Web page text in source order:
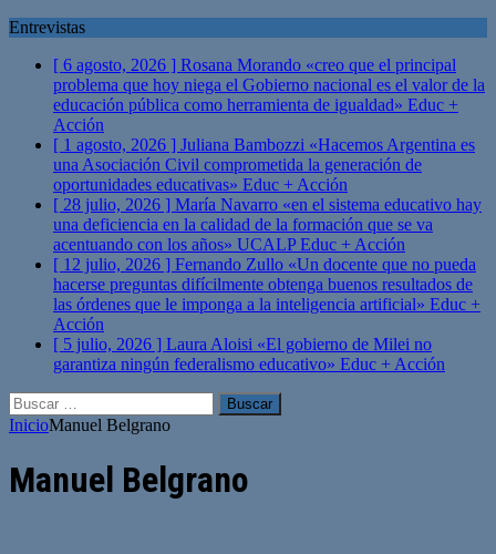
Entrevistas
[ 6 agosto, 2026 ] Rosana Morando «creo que el principal
problema que hoy niega el Gobierno nacional es el valor de la
educación pública como herramienta de igualdad» Educ +
Acción
[ 1 agosto, 2026 ] Juliana Bambozzi «Hacemos Argentina es
una Asociación Civil comprometida la generación de
oportunidades educativas» Educ + Acción
[ 28 julio, 2026 ] María Navarro «en el sistema educativo hay
una deficiencia en la calidad de la formación que se va
acentuando con los años» UCALPEduc + Acción
[ 12 julio, 2026 ] Fernando Zullo «Un docente que no pueda
hacerse preguntas difícilmente obtenga buenos resultados de
las órdenes que le imponga a la inteligencia artificial» Educ +
Acción
[ 5 julio, 2026 ] Laura Aloisi «El gobierno de Milei no
garantiza ningún federalismo educativo» Educ + Acción
Buscar:
InicioManuel Belgrano
Manuel Belgrano